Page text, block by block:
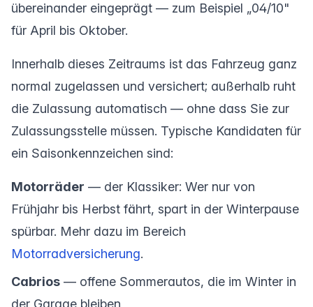
übereinander eingeprägt — zum Beispiel „04/10"
für April bis Oktober.
Innerhalb dieses Zeitraums ist das Fahrzeug ganz
normal zugelassen und versichert; außerhalb ruht
die Zulassung automatisch — ohne dass Sie zur
Zulassungsstelle müssen. Typische Kandidaten für
ein Saisonkennzeichen sind:
Motorräder — der Klassiker: Wer nur von
Frühjahr bis Herbst fährt, spart in der Winterpause
spürbar. Mehr dazu im Bereich
Motorradversicherung.
Cabrios — offene Sommerautos, die im Winter in
der Garage bleiben